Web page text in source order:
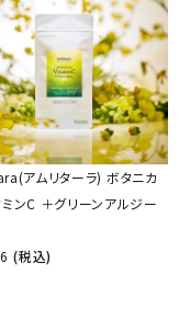
アムリターラ) ボタニカ
ンC ＋グリーンアルジー
(税込)